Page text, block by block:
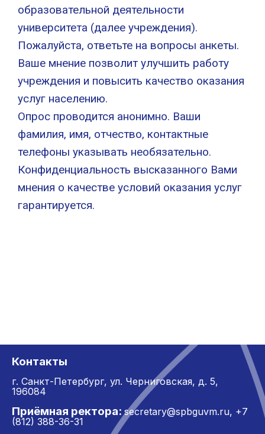
образовательной деятельности
университета (далее учреждения).
Пожалуйста, ответьте на вопросы анкеты.
Ваше мнение позволит улучшить работу
учреждения и повысить качество оказания
услуг населению.
Опрос проводится анонимно. Ваши
фамилия, имя, отчество, контактные
телефоны указывать необязательно.
Конфиденциальность высказанного Вами
мнения о качестве условий оказания услуг
гарантируется.
Контакты
г. Санкт-Петербург, ул. Черниговская, д. 5,
196084
Приёмная ректора: secretary@spbguvm.ru, +7
(812) 388-36-31